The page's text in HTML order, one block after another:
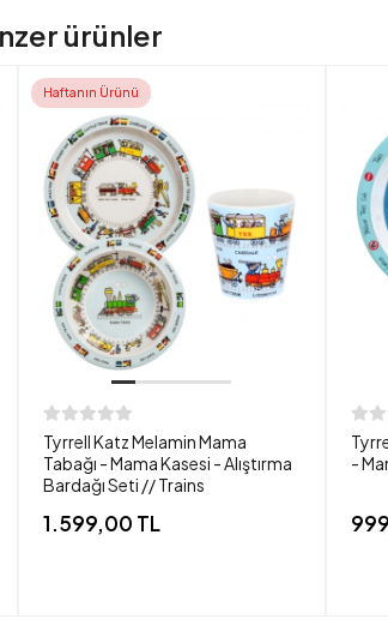
ürünler
Haftanın Ürünü
Tyrrell Katz Melamin Mama
Tabağı - Mama Kasesi - Alıştırma
Bardağı Seti // Trains
1.599,00 TL
-